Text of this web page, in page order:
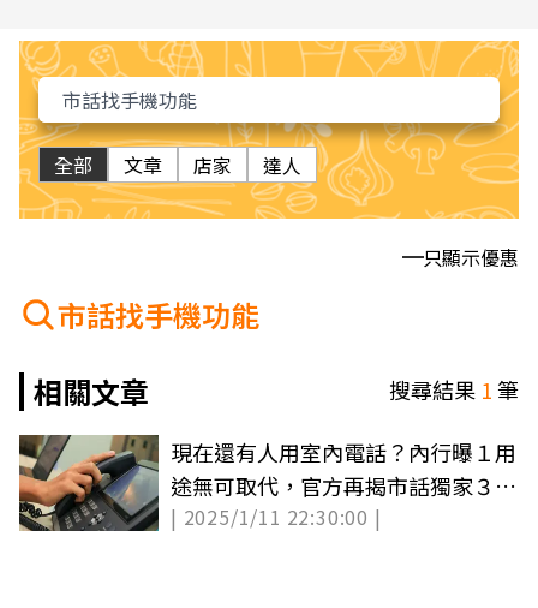
全部 文章 店家 達人
只顯示優惠
市話找手機功能
相關文章
搜尋結果 1筆
現在還有人用室內電話？內行曝１用
途無可取代，官方再揭市話獨家３功
能
| 2025/1/11 22:30:00 |